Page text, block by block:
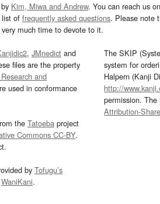
Kim, Miwa and Andrew. You can reach us
list of frequently asked questions. Please note
much time to devote to it.
, JMnedict and
files are the property
and
used in conformance
the Tatoeba project
Commons CC-BY.
by Tofugu’s
WaniKani.
The SKIP
system for
Halpern (Kanji
http://
permission.
Attribution-